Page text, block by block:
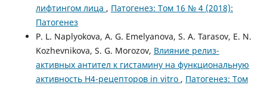
лифтингом лица , Патогенез: Том 16 № 4 (2018):
Патогенез
P. L. Naplyokova, A. G. Emelyanova, S. A. Tarasov, E. N.
Kozhevnikova, S. G. Morozov, Влияние релиз-
активных антител к гистамину на функциональную
активность H4-рецепторов in vitro , Патогенез: Том